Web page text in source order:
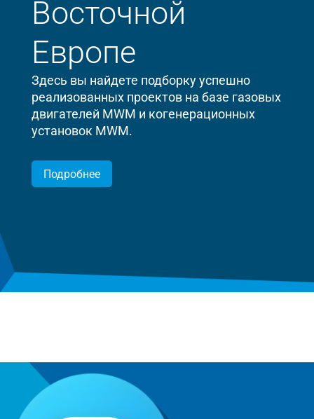
Восточной
Европе
Здесь вы найдете подборку успешно
реализованных проектов на базе газовых
двигателей MWM и когенерационных
установок MWM.
Подробнее